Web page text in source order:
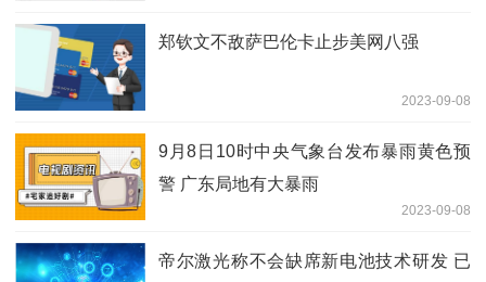
郑钦文不敌萨巴伦卡止步美网八强
2023-09-08
9月8日10时中央气象台发布暴雨黄色预
警 广东局地有大暴雨
2023-09-08
帝尔激光称不会缺席新电池技术研发 已